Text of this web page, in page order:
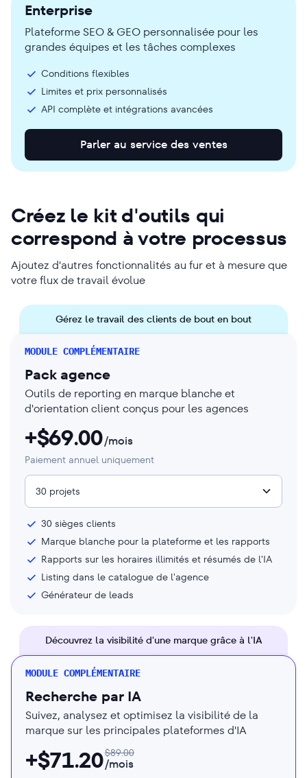
Enterprise
Plateforme SEO & GEO personnalisée pour les
grandes équipes et les tâches complexes
Conditions flexibles
Limites et prix personnalisés
API complète et intégrations avancées
Parler au service des ventes
Créez le kit d'outils qui
correspond à votre processus
Ajoutez d'autres fonctionnalités au fur et à mesure que
votre flux de travail évolue
Gérez le travail des clients de bout en bout
MODULE COMPLÉMENTAIRE
Pack agence
Outils de reporting en marque blanche et
d'orientation client conçus pour les agences
+$69.00/mois
Paiement annuel uniquement
30 projets
30 sièges clients
Marque blanche pour la plateforme et les rapports
Rapports sur les horaires illimités et résumés de l'IA
Listing dans le catalogue de l'agence
Générateur de leads
Découvrez la visibilité d'une marque grâce à l'IA
MODULE COMPLÉMENTAIRE
Recherche par IA
Suivez, analysez et optimisez la visibilité de la
marque sur les principales plateformes d'IA
+$71.20$89.00
/mois